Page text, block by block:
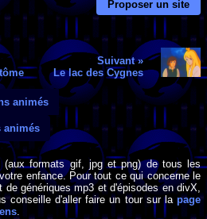
Proposer un site
Suivant »
Le lac des Cygnes
animés
animés
(aux formats gif, jpg et png) de tous les
enfance. Pour tout ce qui concerne le
de génériques mp3 et d'épisodes en divX,
conseille d'aller faire un tour sur la page
.